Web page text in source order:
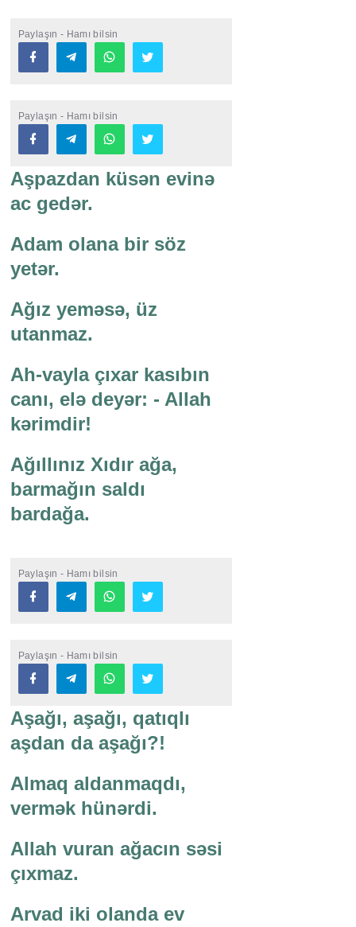
Paylaşın - Hamı bilsin
Paylaşın - Hamı bilsin
Aşpazdan küsən evinə
ac gedər.
Adam olana bir söz
yetər.
Ağız yeməsə, üz
utanmaz.
Ah-vayla çıxar kasıbın
canı, elə deyər: - Allah
kərimdir!
Ağıllınız Xıdır ağa,
barmağın saldı
bardağa.
Paylaşın - Hamı bilsin
Paylaşın - Hamı bilsin
Aşağı, aşağı, qatıqlı
aşdan da aşağı?!
Almaq aldanmaqdı,
vermək hünərdi.
Allah vuran ağacın səsi
çıxmaz.
Arvad iki olanda ev